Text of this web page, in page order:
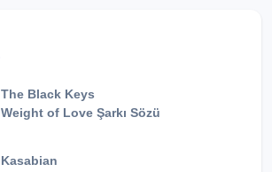
The Black Keys
Weight of Love Şarkı Sözü
Kasabian